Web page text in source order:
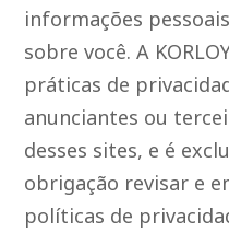
informações
sobre você. A
práticas de
anunciantes ou
desses sites, e é
obrigação revisar e
políticas de